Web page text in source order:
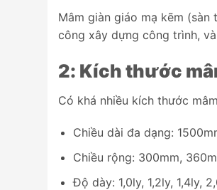
Mâm giàn giáo mạ kẽm
công xây dựng công trình,
2: Kích thước
Có khá nhiều kích thước
Chiều dài đa dạng:
Chiều rộng: 300mm,
Độ dày: 1,0ly, 1,2ly, 1,4ly,